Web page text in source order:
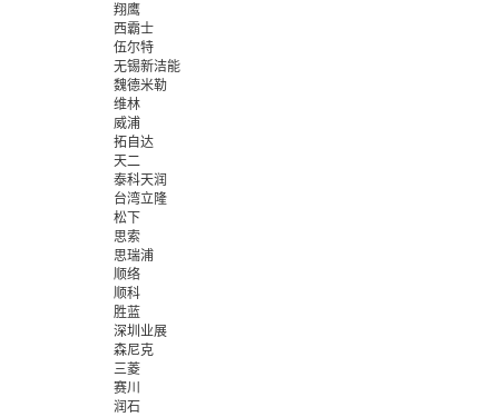
翔鹰
西霸士
伍尔特
无锡新洁能
魏德米勒
维林
威浦
拓自达
天二
泰科天润
台湾立隆
松下
思索
思瑞浦
顺络
顺科
胜蓝
深圳业展
森尼克
三菱
赛川
润石